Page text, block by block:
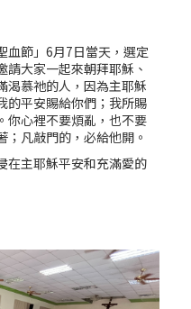
血節」6月7日當天，選定
大家一起來朝拜耶穌、
渴慕祂的人，因為主耶穌
的平安賜給你們；我所賜
你心裡不要煩亂，也不要
凡敲門的，必給他開。
在主耶穌平安和充滿愛的